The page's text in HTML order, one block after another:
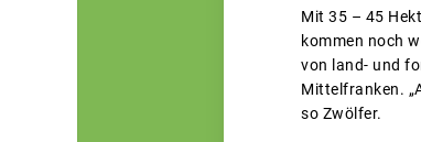
Mit 35 – 45
kommen noch
von land- und
Mittelfranken.
so Zwölfer.